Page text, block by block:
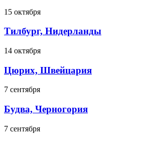
15 октября
Тилбург, Нидерланды
14 октября
Цюрих, Швейцария
7 сентября
Будва, Черногория
7 сентября